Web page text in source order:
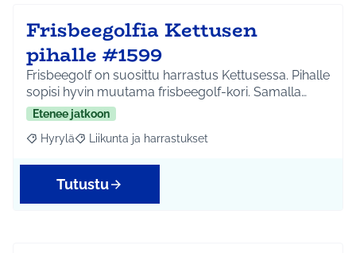
Frisbeegolfia Kettusen
pihalle #1599
Frisbeegolf on suosittu harrastus Kettusessa. Pihalle
sopisi hyvin muutama frisbeegolf-kori. Samalla…
Etenee jatkoon
Rajaa tulokset aihepiirin mukaan: Hyrylä
Hyrylä Rajaa tulokset teeman mukaan: Liikunta ja
Liikunta ja harrastukset
Tutustu